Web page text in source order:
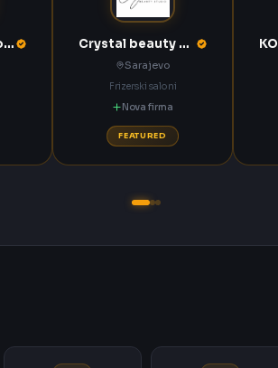
ANALITIKA d.o.o. Sarajevo Crystal beauty studio Sarajevo
Sarajevo
Frizerski saloni
Nova firma
FEATURED